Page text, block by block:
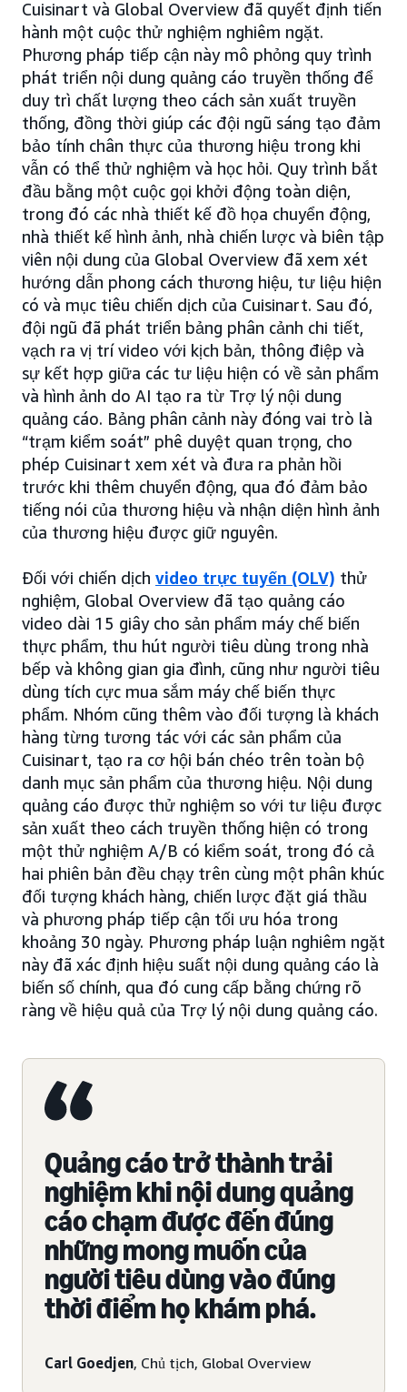
Cuisinart và Global Overview đã quyết định tiến
hành một cuộc thử nghiệm nghiêm ngặt.
Phương pháp tiếp cận này mô phỏng quy trình
phát triển nội dung quảng cáo truyền thống để
duy trì chất lượng theo cách sản xuất truyền
thống, đồng thời giúp các đội ngũ sáng tạo đảm
bảo tính chân thực của thương hiệu trong khi
vẫn có thể thử nghiệm và học hỏi. Quy trình bắt
đầu bằng một cuộc gọi khởi động toàn diện,
trong đó các nhà thiết kế đồ họa chuyển động,
nhà thiết kế hình ảnh, nhà chiến lược và biên tập
viên nội dung của Global Overview đã xem xét
hướng dẫn phong cách thương hiệu, tư liệu hiện
có và mục tiêu chiến dịch của Cuisinart. Sau đó,
đội ngũ đã phát triển bảng phân cảnh chi tiết,
vạch ra vị trí video với kịch bản, thông điệp và
sự kết hợp giữa các tư liệu hiện có về sản phẩm
và hình ảnh do AI tạo ra từ Trợ lý nội dung
quảng cáo. Bảng phân cảnh này đóng vai trò là
“trạm kiểm soát” phê duyệt quan trọng, cho
phép Cuisinart xem xét và đưa ra phản hồi
trước khi thêm chuyển động, qua đó đảm bảo
tiếng nói của thương hiệu và nhận diện hình ảnh
của thương hiệu được giữ nguyên.
Đối với chiến dịch video trực tuyến (OLV) thử
nghiệm, Global Overview đã tạo quảng cáo
video dài 15 giây cho sản phẩm máy chế biến
thực phẩm, thu hút người tiêu dùng trong nhà
bếp và không gian gia đình, cũng như người tiêu
dùng tích cực mua sắm máy chế biến thực
phẩm. Nhóm cũng thêm vào đối tượng là khách
hàng từng tương tác với các sản phẩm của
Cuisinart, tạo ra cơ hội bán chéo trên toàn bộ
danh mục sản phẩm của thương hiệu. Nội dung
quảng cáo được thử nghiệm so với tư liệu được
sản xuất theo cách truyền thống hiện có trong
một thử nghiệm A/B có kiểm soát, trong đó cả
hai phiên bản đều chạy trên cùng một phân khúc
đối tượng khách hàng, chiến lược đặt giá thầu
và phương pháp tiếp cận tối ưu hóa trong
khoảng 30 ngày. Phương pháp luận nghiêm ngặt
này đã xác định hiệu suất nội dung quảng cáo là
biến số chính, qua đó cung cấp bằng chứng rõ
ràng về hiệu quả của Trợ lý nội dung quảng cáo.
Quảng cáo trở thành trải
nghiệm khi nội dung quảng
cáo chạm được đến đúng
những mong muốn của
người tiêu dùng vào đúng
thời điểm họ khám phá.
Carl Goedjen, Chủ tịch, Global Overview